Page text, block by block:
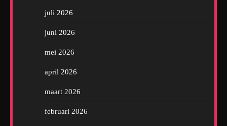
juli 2026
juni 2026
mei 2026
april 2026
maart 2026
februari 2026